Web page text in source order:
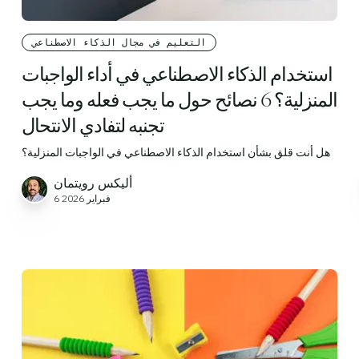
التعليم في مجال الذكاء الاصطناعي
استخدام الذكاء الاصطناعي في أداء الواجبات
المنزلية؟ 6 نصائح حول ما يجب فعله وما يجب
تجنبه لتفادي الانتحال
هل أنت قلق بشأن استخدام الذكاء الاصطناعي في الواجبات المنزلية؟
أليكس رويتمان
6 فبراير 2026